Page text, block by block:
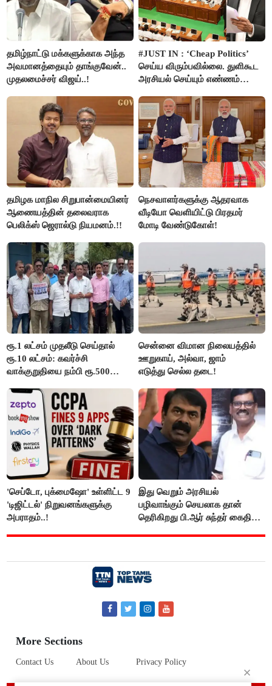
தமிழ்நாட்டு மக்களுக்காக அந்த
அவமானத்தையும் தாங்குவேன்..
முதலமைச்சர் விஜய்..!
#JUST IN : ‘Cheap Politics’
செய்ய விரும்பவில்லை. துளிகூட
அரசியல் செய்யும் எண்ணம்
விஜய் பதில்!
தமிழக மாநில சிறுபான்மையினர்
ஆணையத்தின் தலைவராக
பெலிக்ஸ் ஜெரால்டு நியமனம்.!!
நெசவாளர்களுக்கு ஆதரவாக
வீடியோ வெளியிட்டு பிரதமர்
மோடி வேண்டுகோள்!
ரூ.1 லட்சம் முதலீடு செய்தால்
ரூ.10 லட்சம்: கவர்ச்சி
வாக்குறுதியை நம்பி ரூ.500
மக்கள்!
சென்னை விமான நிலையத்தில்
ஊறுகாய், அல்வா, ஜாம்
எடுத்து செல்ல தடை!
'செப்டோ, புக்மைஷோ' உள்ளிட்ட 9
'டிஜிட்டல்' நிறுவனங்களுக்கு
அபராதம்..!
இது வெறும் அரசியல்
பழிவாங்கும் செயலாக தான்
தெரிகிறது பி.ஆர் சுந்தர் கைதிற்கு
More Sections
Contact Us About Us Privacy Policy